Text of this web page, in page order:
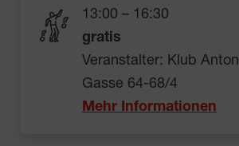
13:00 – 16:30
gratis
Veranstalter: Klub
Gasse 64-68/4
Mehr Informationen